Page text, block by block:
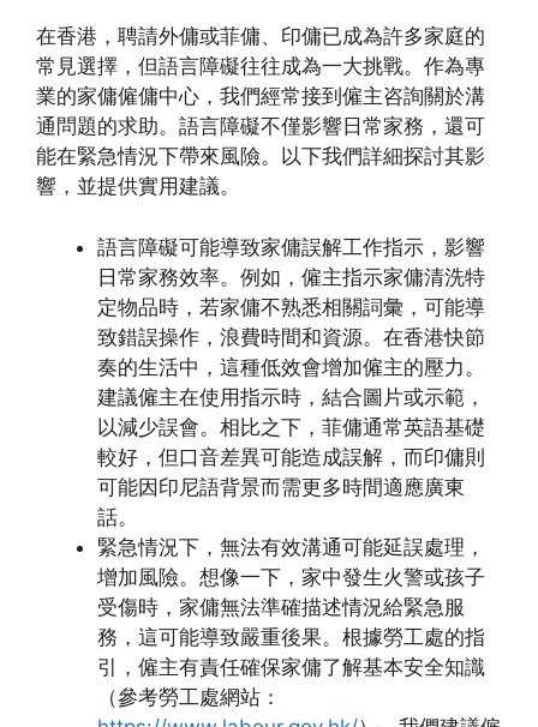
在香港，聘請外傭或菲傭、印傭已成為許多家庭的
常見選擇，但語言障礙往往成為一大挑戰。作為專
業的家傭僱傭中心，我們經常接到僱主咨詢關於溝
通問題的求助。語言障礙不僅影響日常家務，還可
能在緊急情況下帶來風險。以下我們詳細探討其影
響，並提供實用建議。
語言障礙可能導致家傭誤解工作指示，影響
日常家務效率。例如，僱主指示家傭清洗特
定物品時，若家傭不熟悉相關詞彙，可能導
致錯誤操作，浪費時間和資源。在香港快節
奏的生活中，這種低效會增加僱主的壓力。
建議僱主在使用指示時，結合圖片或示範，
以減少誤會。相比之下，菲傭通常英語基礎
較好，但口音差異可能造成誤解，而印傭則
可能因印尼語背景而需更多時間適應廣東
話。
緊急情況下，無法有效溝通可能延誤處理，
增加風險。想像一下，家中發生火警或孩子
受傷時，家傭無法準確描述情況給緊急服
務，這可能導致嚴重後果。根據勞工處的指
引，僱主有責任確保家傭了解基本安全知識
（參考勞工處網站：